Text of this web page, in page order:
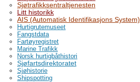
Sjøtrafikksentraltjenesten
Litt historikk
AIS (Automatisk Identifikasjons System)
Hurtigrutemuseet
Fangstdata
Fartøyregistret
Marine Trafikk
Norsk hurtigbåthistori
Sjøfartsdirektoratet
Sjøhistorie
Shipspotting